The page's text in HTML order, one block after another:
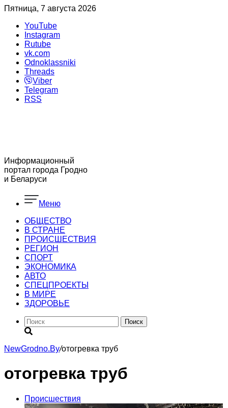
Пятница, 7 августа 2026
YouTube
Instagram
Rutube
vk.com
Odnoklassniki
Threads
Viber
Telegram
RSS
Информационный
портал города Гродно
и Беларуси
Меню
ОБЩЕСТВО
В СТРАНЕ
ПРОИСШЕСТВИЯ
РЕГИОН
CПОРТ
ЭКОНОМИКА
АВТО
СПЕЦПРОЕКТЫ
В МИРЕ
ЗДОРОВЬЕ
Поиск
NewGrodno.By/отогревка труб
отогревка труб
Происшествия